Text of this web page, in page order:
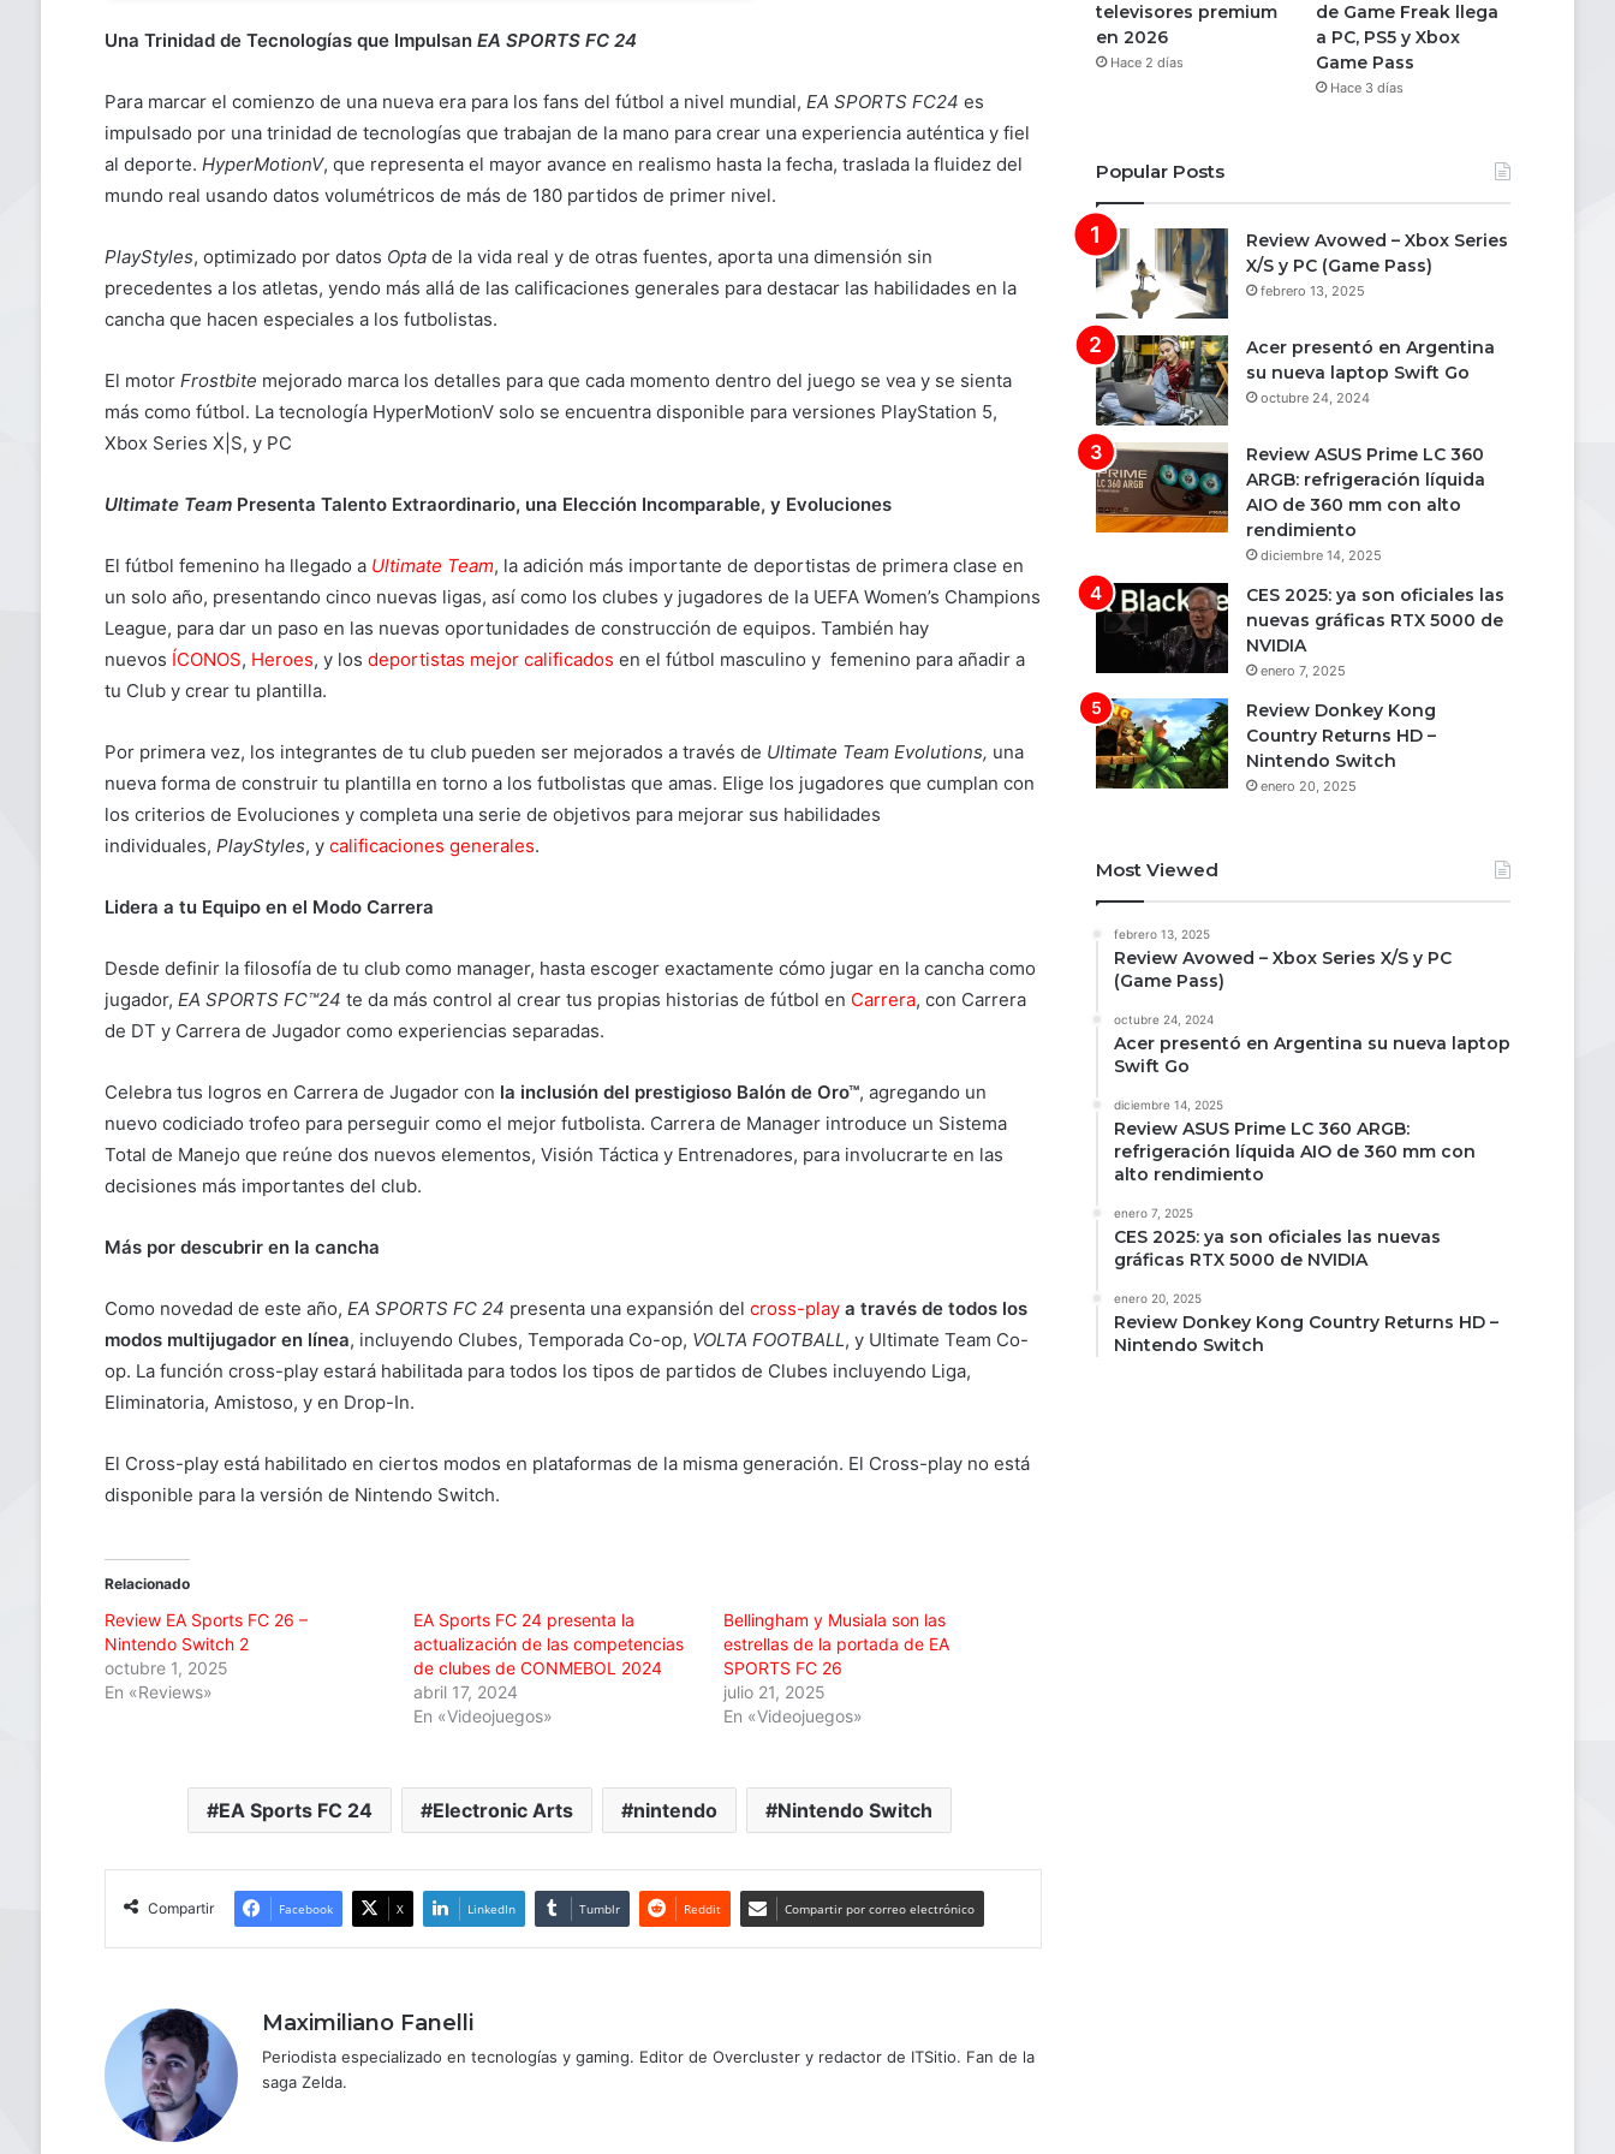
Una Trinidad de Tecnologías que Impulsan EA SPORTS FC 24
Para marcar el comienzo de una nueva era para los fans del fútbol a nivel mundial, EA SPORTS FC24 es
impulsado por una trinidad de tecnologías que trabajan de la mano para crear una experiencia auténtica y fiel
al deporte. HyperMotionV, que representa el mayor avance en realismo hasta la fecha, traslada la fluidez del
mundo real usando datos volumétricos de más de 180 partidos de primer nivel.
PlayStyles, optimizado por datos Optade la vida real y de otras fuentes, aporta una dimensión sin
precedentes a los atletas, yendo más allá de las calificaciones generales para destacar las habilidades en la
cancha que hacen especiales a los futbolistas.
El motor Frostbite mejorado marca los detalles para que cada momento dentro del juego se vea y se sienta
más como fútbol. La tecnología HyperMotionV solo se encuentra disponible para versiones PlayStation 5,
Xbox Series X|S, y PC
Ultimate TeamPresenta Talento Extraordinario, una Elección Incomparable, y Evoluciones
El fútbol femenino ha llegado a Ultimate Team, la adición más importante de deportistas de primera clase en
un solo año, presentando cinco nuevas ligas, así como los clubes y jugadores de la UEFA Women’s Champions
League, para dar un paso en las nuevas oportunidades de construcción de equipos. También hay
nuevos ÍCONOS, Heroes, y los deportistas mejor calificados en el fútbol masculino y femenino para añadir a
tu Club y crear tu plantilla.
Por primera vez, los integrantes de tu club pueden ser mejorados a través de Ultimate Team Evolutions, una
nueva forma de construir tu plantilla en torno a los futbolistas que amas. Elige los jugadores que cumplan con
los criterios de Evoluciones y completa una serie de objetivos para mejorar sus habilidades
individuales, PlayStyles, y calificaciones generales.
Lidera a tu Equipo en el Modo Carrera
Desde definir la filosofía de tu club como manager, hasta escoger exactamente cómo jugar en la cancha como
jugador, EA SPORTS FC™24 te da más control al crear tus propias historias de fútbol en Carrera, con Carrera
de DT y Carrera de Jugador como experiencias separadas.
Celebra tus logros en Carrera de Jugador con la inclusión del prestigioso Balón de Oro™, agregando un
nuevo codiciado trofeo para perseguir como el mejor futbolista. Carrera de Manager introduce un Sistema
Total de Manejo que reúne dos nuevos elementos, Visión Táctica y Entrenadores, para involucrarte en las
decisiones más importantes del club.
Más por descubrir en la cancha
Como novedad de este año, EA SPORTS FC 24 presenta una expansión del cross-playa través de todos los
modos multijugador en línea, incluyendo Clubes, Temporada Co-op, VOLTA FOOTBALL, y Ultimate Team Co-
op. La función cross-play estará habilitada para todos los tipos de partidos de Clubes incluyendo Liga,
Eliminatoria, Amistoso, y en Drop-In.
El Cross-play está habilitado en ciertos modos en plataformas de la misma generación. El Cross-play no está
disponible para la versión de Nintendo Switch.
Relacionado
Review EA Sports FC 26 –
Nintendo Switch 2
octubre 1, 2025
En «Reviews»
EA Sports FC 24 presenta la
actualización de las competencias
de clubes de CONMEBOL 2024
abril 17, 2024
En «Videojuegos»
Bellingham y Musiala son las
estrellas de la portada de EA
SPORTS FC 26
julio 21, 2025
En «Videojuegos»
EA Sports FC 24 Electronic Arts nintendo Nintendo Switch
Compartir Facebook X LinkedIn Tumblr Reddit Compartir por correo electrónico
Maximiliano Fanelli
Periodista especializado en tecnologías y gaming. Editor de Overcluster y redactor de ITSitio. Fan de la
saga Zelda.
televisores premium
en 2026
Hace 2 días
de Game Freak llega
a PC, PS5 y Xbox
Game Pass
Hace 3 días
Popular Posts
Review Avowed – Xbox Series
X/S y PC (Game Pass)
febrero 13, 2025
Acer presentó en Argentina
su nueva laptop Swift Go
octubre 24, 2024
Review ASUS Prime LC 360
ARGB: refrigeración líquida
AIO de 360 mm con alto
rendimiento
diciembre 14, 2025
CES 2025: ya son oficiales las
nuevas gráficas RTX 5000 de
NVIDIA
enero 7, 2025
Review Donkey Kong
Country Returns HD –
Nintendo Switch
enero 20, 2025
Most Viewed
febrero 13, 2025
Review Avowed – Xbox Series X/S y PC
(Game Pass)
octubre 24, 2024
Acer presentó en Argentina su nueva laptop
Swift Go
diciembre 14, 2025
Review ASUS Prime LC 360 ARGB:
refrigeración líquida AIO de 360 mm con
alto rendimiento
enero 7, 2025
CES 2025: ya son oficiales las nuevas
gráficas RTX 5000 de NVIDIA
enero 20, 2025
Review Donkey Kong Country Returns HD –
Nintendo Switch